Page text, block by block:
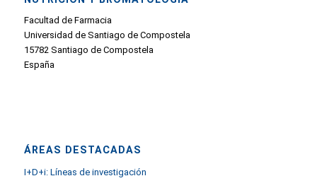
Facultad de Farmacia
Universidad de Santiago de Compostela
15782 Santiago de Compostela
España
ÁREAS DESTACADAS
I+D+i: Líneas de investigación